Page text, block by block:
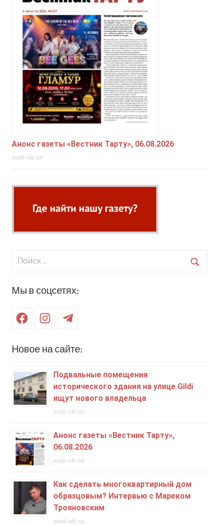
Анонс газеты «Вестник Тарту», 06.08.2026
2026-08-06
Поиск
Мы в соцсетях:
FacebookInstagramTelegram
Новое на сайте:
Подвальные помещения
исторического здания на улице Gildi
ищут нового владельца
2026-08-07
Анонс газеты «Вестник Тарту»,
06.08.2026
2026-08-06
Как сделать многоквартирный дом
образцовым? Интервью с Мареком
Трояновским
2026-08-05